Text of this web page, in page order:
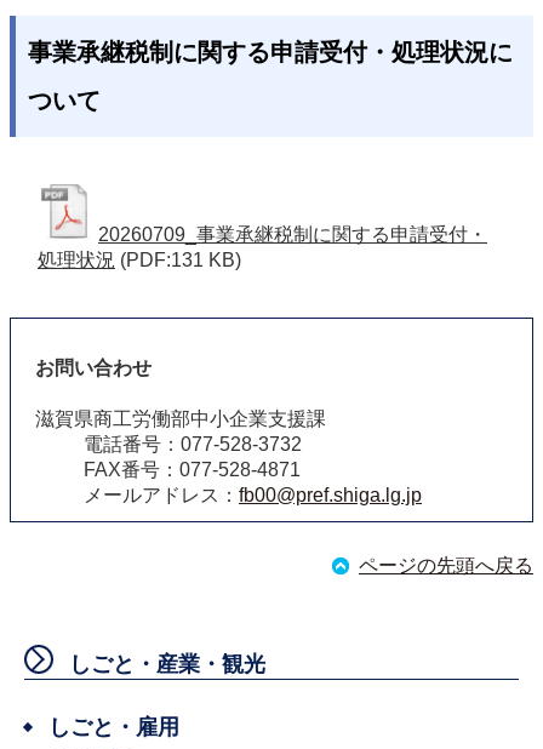
事業承継税制に関する申請受付・処理状況に
ついて
20260709_事業承継税制に関する申請受付・
処理状況 (PDF:131 KB)
お問い合わせ
滋賀県商工労働部中小企業支援課
電話番号：077-528-3732
FAX番号：077-528-4871
メールアドレス： fb00@pref.shiga.lg.jp
ページの先頭へ戻る
しごと・産業・観光
しごと・雇用